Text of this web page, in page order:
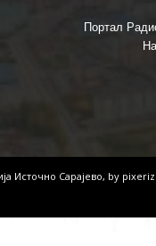
Портал
Источно Сарајево, by